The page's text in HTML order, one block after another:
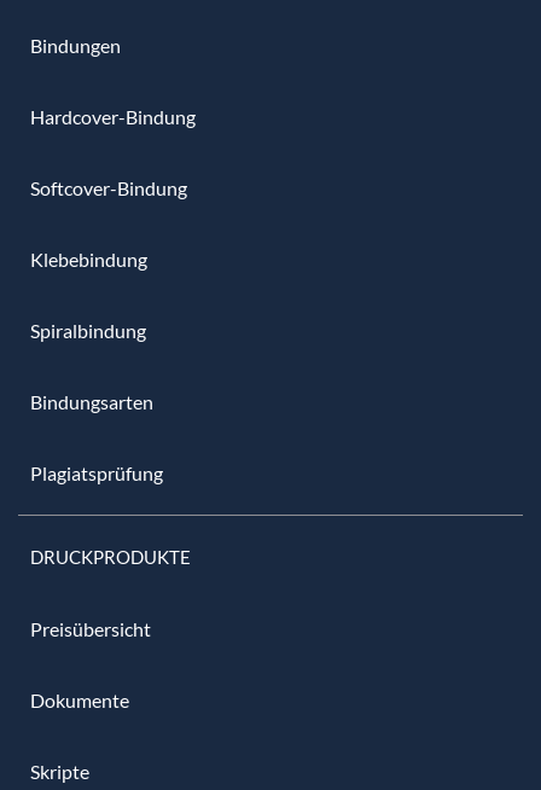
Bindungen
Hardcover-Bindung
Softcover-Bindung
Klebebindung
Spiralbindung
Bindungsarten
Plagiatsprüfung
DRUCKPRODUKTE
Preisübersicht
Dokumente
Skripte